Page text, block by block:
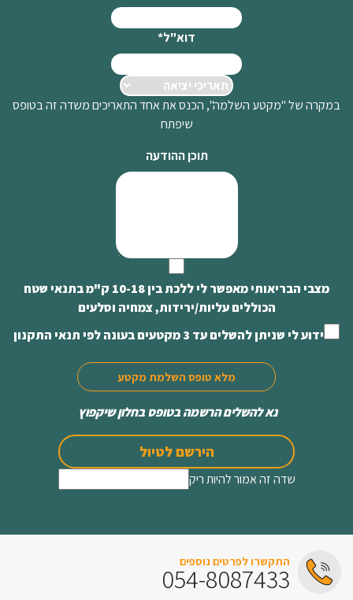
דוא"ל*
במקרה של "מקטע השלמה", הכנס את אחד התאריכים משדה זה בטופס
שיפתח
תוכן ההודעה
מצבי הבריאותי מאפשר לי ללכת בין 10-18 ק"מ בתנאי שטח
הכוללים עליות/ירידות, צמחיה וסלעים
ידוע לי שניתן להשלים עד 3 מקטעים בעונה לפי תנאי התקנון
מלא טופס השלמת מקטע
נא להשלים הרשמה בטופס בחלון שיקפוץ
הירשם לטיול
שדה זה אמור להיות ריק
התקשרו לפרטים נוספים
054-8087433